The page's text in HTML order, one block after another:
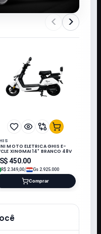
< >
MOTO ELETRICA GHIS E-
XINGMAI 14" BRANCO 48V
450.00
R$ 2.349,00/ Gs 2.925.000
Comprar